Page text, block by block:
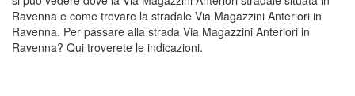
Ravenna e come trovare la stradale Via Magazzini Anteriori in
Ravenna. Per passare alla strada Via Magazzini Anteriori in
Ravenna? Qui troverete le indicazioni.